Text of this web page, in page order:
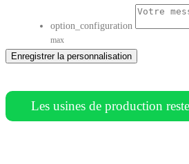
option_configuration
max
Enregistrer la personnalisation
Les usines de production